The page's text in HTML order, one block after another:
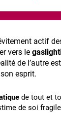
actif
vers le
de l’autre
esprit.
de tout et
de soi